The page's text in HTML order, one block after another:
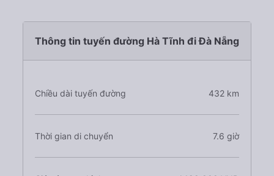
Thông tin tuyến đường Hà Tĩnh đi Đà Nẵng
Chiều dài tuyến đường 432 km
Thời gian di chuyển 7.6 giờ